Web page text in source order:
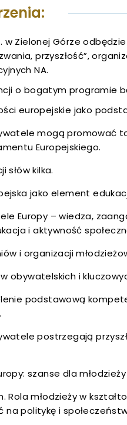
uwaga, link
uwaga, link
uwaga, link
uwaga, link
uwaga, link
uwaga, link
uwaga, link
w Zielonej Górze
przyszłość”,
NA.
o bogatym programie
europejskie jako
mogą promować
Europejskiego.
słów kilka.
jako element
Europy – wiedza,
i aktywność
i organizacji
obywatelskich i
podstawową
postrzegają
szanse dla
Rola młodzieży w
na politykę i